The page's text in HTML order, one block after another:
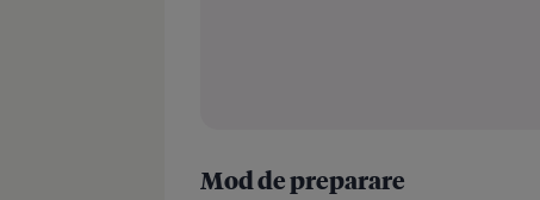
Mod de preparare